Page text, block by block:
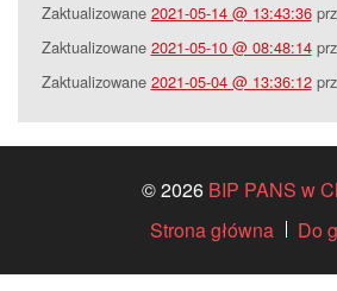
Zaktualizowane 2021-05-14 @ 13:43:36
Zaktualizowane 2021-05-10 @ 08:48:14
Zaktualizowane 2021-05-04 @ 13:36:12
© 2026 BIP PANS w
Strona główna
Do